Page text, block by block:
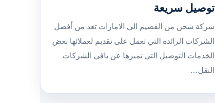
توصيل سريعة
شركة شحن من القصيم الي الامارات تعد من أفضل
الشركات الرائدة التي تعمل على تقديم لعملائها بعض
الخدمات التوصيل التي تميزها عن باقي الشركات
النقل…